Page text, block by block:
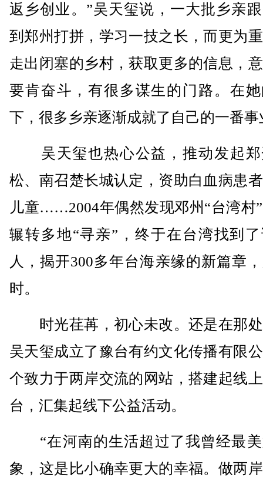
返乡创业。”吴天玺说，一大批乡亲
到郑州打拼，学习一技之长，而更为
走出闭塞的乡村，获取更多的信息，
要肯奋斗，有很多谋生的门路。在
下，很多乡亲逐渐成就了自己的一番事
吴天玺也热心公益，推动发起郑
松、南召楚长城认定，资助白血病患
儿童……2004年偶然发现邓州“台湾村
辗转多地“寻亲”，终于在台湾找到
人，揭开300多年台海亲缘的新篇章
时。
时光荏苒，初心未改。还是在那
吴天玺成立了豫台有约文化传播有限
个致力于两岸交流的网站，搭建起线
台，汇集起线下公益活动。
“在河南的生活超过了我曾经最美
象，这是比小确幸更大的幸福。做两